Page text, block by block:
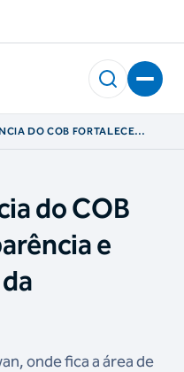
DO COB FORTALECE
do COB
e
onde fica a área de